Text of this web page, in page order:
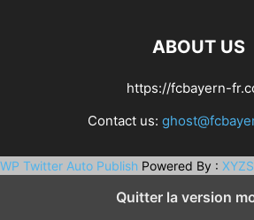
ABOUT US
https://fcbayern-
Contact us:
WP Twitter Auto Publish Powered By :
Quitter la version